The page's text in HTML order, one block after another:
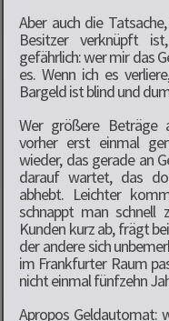
Aber auch die
Besitzer verknüpft
gefährlich: wer mir das
es. Wenn ich es
Bargeld ist blind und
Wer größere Beträge
vorher erst einmal
wieder, das gerade an
darauf wartet, das
abhebt. Leichter
schnappt man schnell
Kunden kurz ab, frägt
der andere sich
im Frankfurter Raum
nicht einmal fünfzehn
Apropos Geldautomat: